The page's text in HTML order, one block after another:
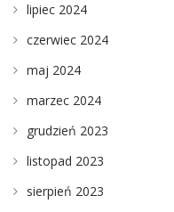
lipiec 2024
czerwiec 2024
maj 2024
marzec 2024
grudzień 2023
listopad 2023
sierpień 2023